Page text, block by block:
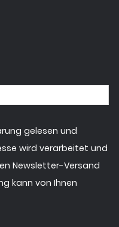
gelesen und
wird verarbeitet und
Newsletter-Versand
kann von Ihnen